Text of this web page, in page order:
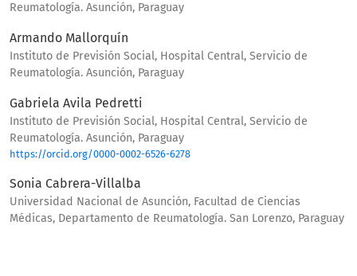
Reumatología. Asunción, Paraguay
Armando Mallorquín
Instituto de Previsión Social, Hospital Central, Servicio de
Reumatología. Asunción, Paraguay
Gabriela Avila Pedretti
Instituto de Previsión Social, Hospital Central, Servicio de
Reumatología. Asunción, Paraguay
https://orcid.org/0000-0002-6526-6278
Sonia Cabrera-Villalba
Universidad Nacional de Asunción, Facultad de Ciencias
Médicas, Departamento de Reumatología. San Lorenzo, Paraguay